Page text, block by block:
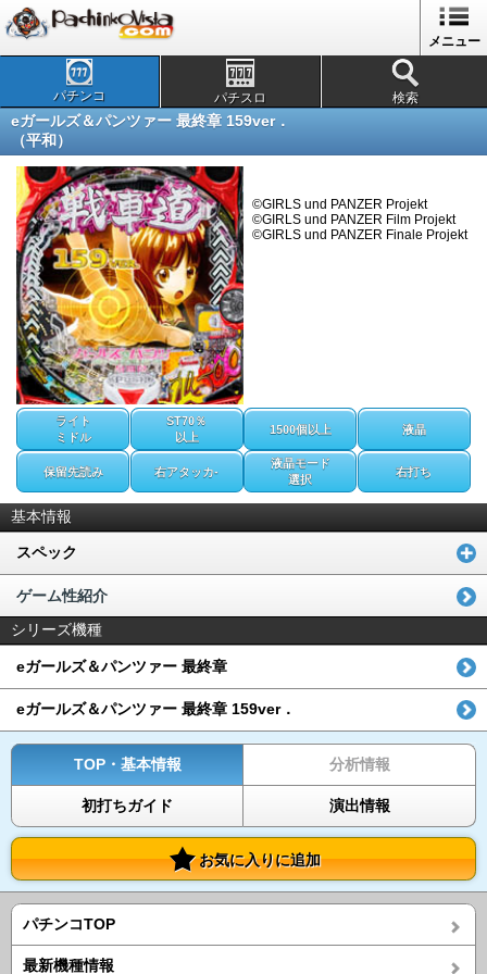
メニュー
パチンコ パチスロ 検索
eガールズ＆パンツァー 最終章 159ver．
（平和）
©GIRLS und PANZER Projekt
©GIRLS und PANZER Film Projekt
©GIRLS und PANZER Finale Projekt
ライト
ミドル
ST70％
以上
1500個以上 液晶
保留先読み 右アタッカ-
液晶モード
選択
右打ち
基本情報
スペック
ゲーム性紹介
シリーズ機種
eガールズ＆パンツァー 最終章
eガールズ＆パンツァー 最終章 159ver．
TOP・基本情報 分析情報
初打ちガイド 演出情報
お気に入りに追加
パチンコTOP
最新機種情報